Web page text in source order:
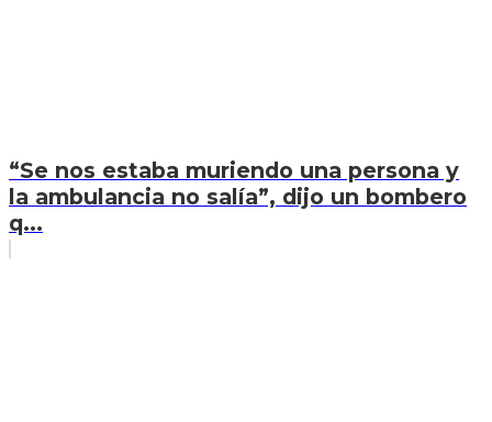
“Se nos estaba muriendo una persona y
la ambulancia no salía”, dijo un bombero
q...